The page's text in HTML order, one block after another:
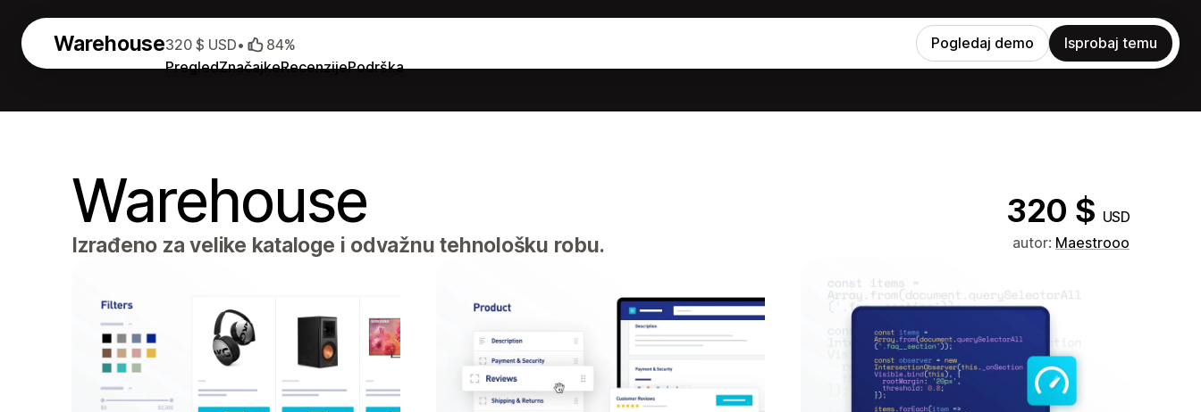
Warehouse
PregledZnačajkeRecenzijePodrška
320 $ USD• 84% Pogledaj demo Isprobaj temu
Warehouse 320 $ USD
Izrađeno za velike kataloge i odvažnu tehnološku robu. autor: Maestrooo